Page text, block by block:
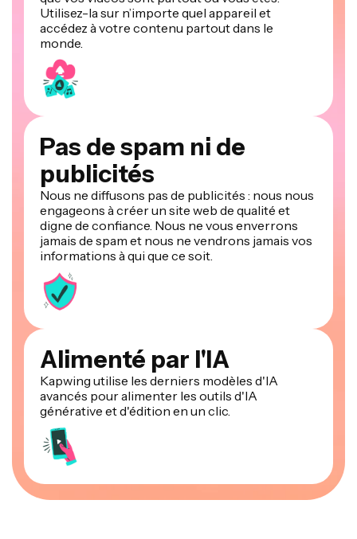
Utilisez-la sur n’importe quel appareil et
accédez à votre contenu partout dans le
monde.
Pas de spam ni de
publicités
Nous ne diffusons pas de publicités : nous nous
engageons à créer un site web de qualité et
digne de confiance. Nous ne vous enverrons
jamais de spam et nous ne vendrons jamais vos
informations à qui que ce soit.
Alimenté par l'IA
Kapwing utilise les derniers modèles d'IA
avancés pour alimenter les outils d'IA
générative et d'édition en un clic.